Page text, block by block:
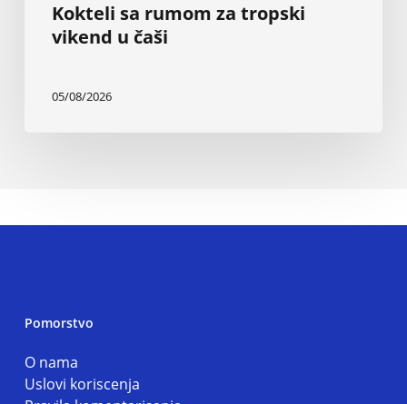
Kokteli sa rumom za tropski
vikend u čaši
05/08/2026
Pomorstvo
O nama
Uslovi koriscenja